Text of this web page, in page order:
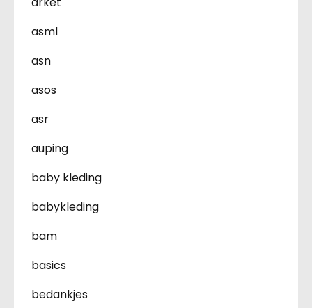
asml
asn
asos
asr
auping
baby kleding
babykleding
bam
basics
bedankjes